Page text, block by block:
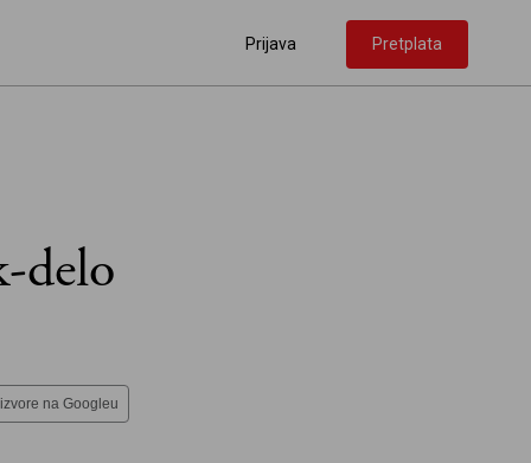
Prijava Pretplata
delo
na Googleu